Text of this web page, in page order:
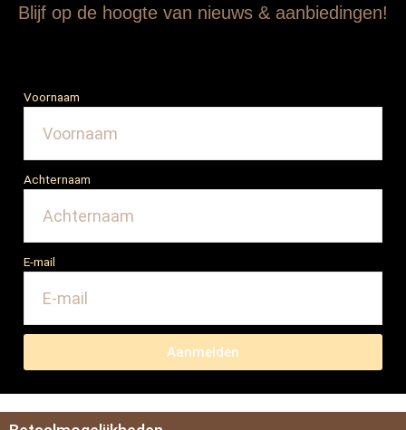
Blijf op de hoogte van nieuws & aanbiedingen!
Voornaam
Achternaam
E-mail
Aanmelden